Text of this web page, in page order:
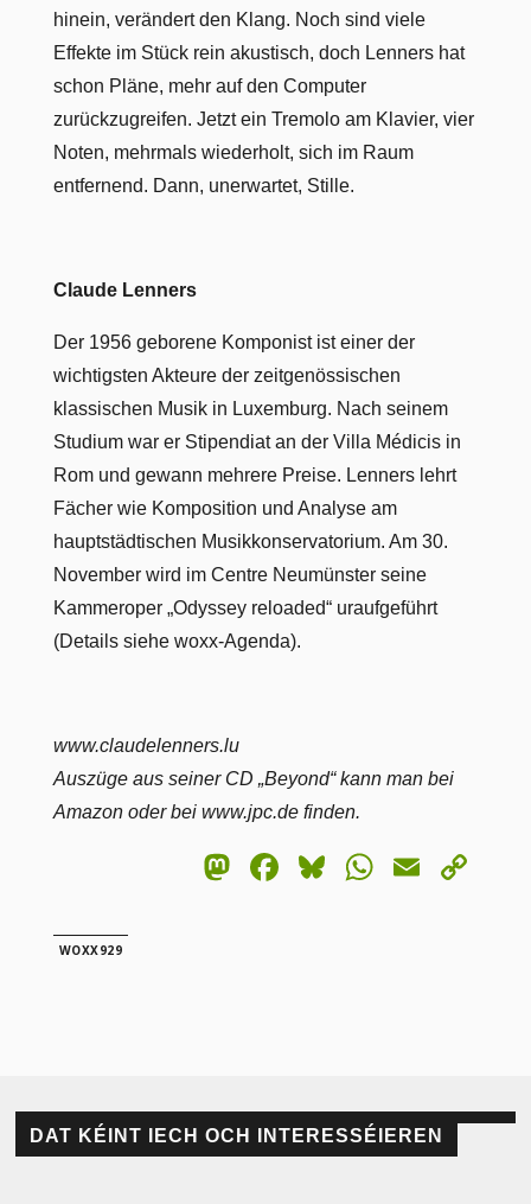
hinein, verändert den Klang. Noch sind viele
Effekte im Stück rein akustisch, doch Lenners hat
schon Pläne, mehr auf den Computer
zurückzugreifen. Jetzt ein Tremolo am Klavier, vier
Noten, mehrmals wiederholt, sich im Raum
entfernend. Dann, unerwartet, Stille.
Claude Lenners
Der 1956 geborene Komponist ist einer der
wichtigsten Akteure der zeitgenössischen
klassischen Musik in Luxemburg. Nach seinem
Studium war er Stipendiat an der Villa Médicis in
Rom und gewann mehrere Preise. Lenners lehrt
Fächer wie Komposition und Analyse am
hauptstädtischen Musikkonservatorium. Am 30.
November wird im Centre Neumünster seine
Kammeroper „Odyssey reloaded“ uraufgeführt
(Details siehe woxx-Agenda).
www.claudelenners.lu
Auszüge aus seiner CD „Beyond“ kann man bei
Amazon oder bei www.jpc.de finden.
Mastodon
Facebook
BlueskyEmail
WOXX929
DAT KÉINT IECH OCH INTERESSÉIEREN